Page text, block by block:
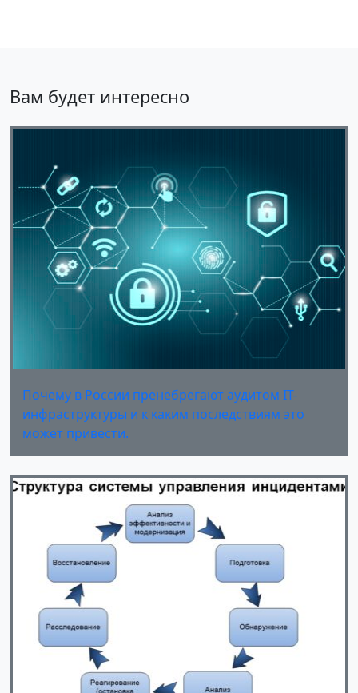
Вам будет интересно
Почему в России пренебрегают аудитом IT-
инфраструктуры и к каким последствиям это
может привести.